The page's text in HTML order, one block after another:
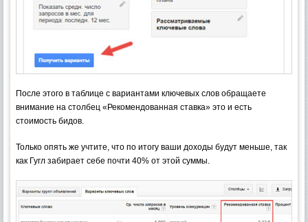
После этого в таблице с вариантами ключевых слов обращаете
внимание на столбец «Рекомендованная ставка» это и есть
стоимость бидов.
Только опять же учтите, что по итогу ваши доходы будут меньше, так
как Гугл забирает себе почти 40% от этой суммы.